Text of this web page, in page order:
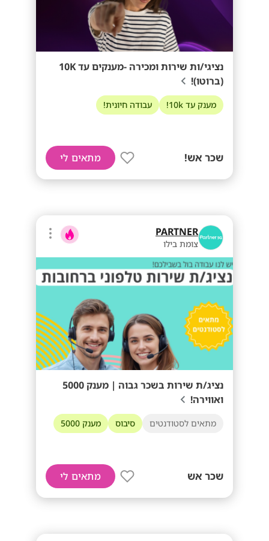
נציגי/ות שירות ומכירה -מענקים עד 10K
(ברוטו)!
מענק עד 10k! עבודה חיונית!
שכר אש! מתאים לי
PARTNER
צומת בילו
נציג/ת שירות בשכר גבוה | מענק 5000
ואווירה!
מתאים לסטודנטים סיבוס מענק 5000
שכר אש מתאים לי